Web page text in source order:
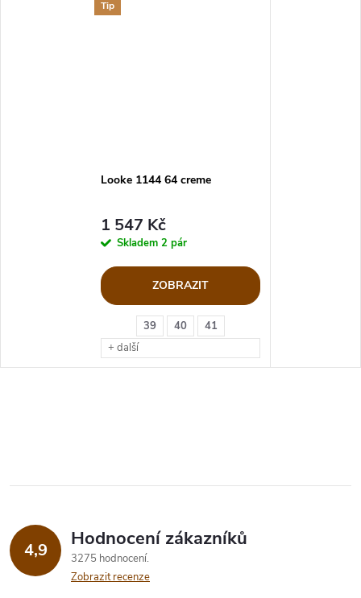
Tip
39 40
41
+ další
Looke 1144 64 creme
1 547 Kč
Skladem 2 pár
ZOBRAZIT
4,9 Hodnocení zákazníků
3275 hodnocení
Zobrazit recenze